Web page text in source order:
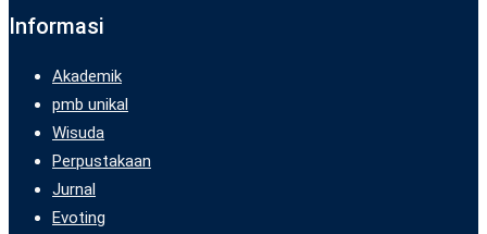
Informasi
Akademik
pmb unikal
Wisuda
Perpustakaan
Jurnal
Evoting